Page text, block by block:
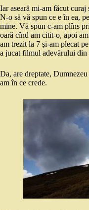
Iar aseară mi-am făcut
N-o să vă spun ce e în ea,
mine. Vă spun c-am plîns
oară cînd am citit-o, apoi
am trezit la 7 şi-am plecat
a jucat filmul adevărului din
Da, are dreptate,
am în ce crede.